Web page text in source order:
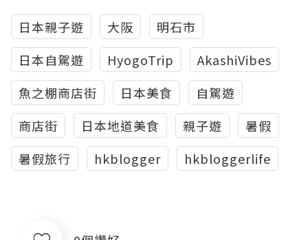
日本親子遊 大阪
明石市
日本自駕遊
HyogoTrip
AkashiVibes
魚之棚商店街
日本美食
自駕遊
商店街
日本地道美食 親子遊
暑假
暑假旅行
hkblogger hkbloggerlife